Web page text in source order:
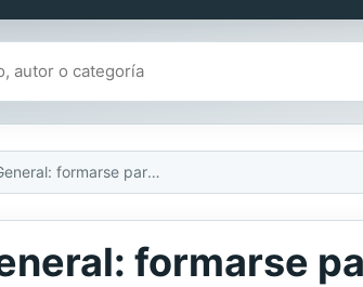
Didáctica General: formarse para educar
formarse